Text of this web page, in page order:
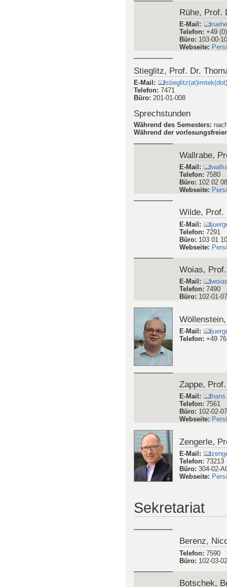
Rühe, Prof.
E-Mail :
Telefon:+49
Büro: 103-00-
Webseite:
Stieglitz, Prof. Dr.
E-Mail :
Telefon: 7471
Büro: 201-01-008
Sprechstunden
Während des Semesters:
Während der
Wallrabe,
E-Mail :
Telefon:7580
Büro: 102 02
Webseite:
Wilde, Prof.
E-Mail:
Telefon: 7291
Büro: 103 01
Webseite:
Woias,
E-Mail:
Telefon: 7490
Büro: 102-01-
E-Mail:
Telefon:+49
Zappe,
E-Mail:
Telefon: 7561
Büro: 102-02-
Webseite:
Zengerle,
E-Mail:
Telefon:73213
Büro:304-02-
Sekretariat
Berenz,
Telefon:7590